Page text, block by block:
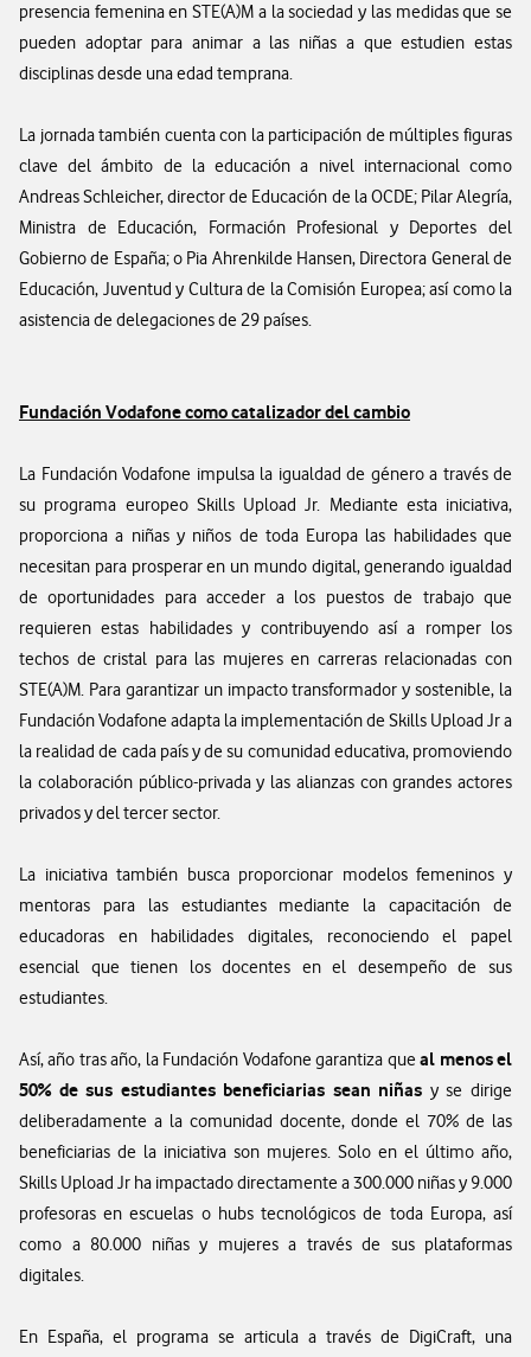
presencia femenina en STE(A)M a la sociedad y las medidas que se
pueden adoptar para animar a las niñas a que estudien estas
disciplinas desde una edad temprana.
La jornada también cuenta con la participación de múltiples figuras
clave del ámbito de la educación a nivel internacional como
Andreas Schleicher, director de Educación de la OCDE; Pilar Alegría,
Ministra de Educación, Formación Profesional y Deportes del
Gobierno de España; o Pia Ahrenkilde Hansen, Directora General de
Educación, Juventud y Cultura de la Comisión Europea; así como la
asistencia de delegaciones de 29 países.
Fundación Vodafone como catalizador del cambio
La Fundación Vodafone impulsa la igualdad de género a través de
su programa europeo Skills Upload Jr. Mediante esta iniciativa,
proporciona a niñas y niños de toda Europa las habilidades que
necesitan para prosperar en un mundo digital, generando igualdad
de oportunidades para acceder a los puestos de trabajo que
requieren estas habilidades y contribuyendo así a romper los
techos de cristal para las mujeres en carreras relacionadas con
STE(A)M. Para garantizar un impacto transformador y sostenible, la
Fundación Vodafone adapta la implementación de Skills Upload Jr a
la realidad de cada país y de su comunidad educativa, promoviendo
la colaboración público-privada y las alianzas con grandes actores
privados y del tercer sector.
La iniciativa también busca proporcionar modelos femeninos y
mentoras para las estudiantes mediante la capacitación de
educadoras en habilidades digitales, reconociendo el papel
esencial que tienen los docentes en el desempeño de sus
estudiantes.
Así, año tras año, la Fundación Vodafone garantiza queal menos el
50% de sus estudiantes beneficiarias sean niñas y se dirige
deliberadamente a la comunidad docente, donde el 70% de las
beneficiarias de la iniciativa son mujeres. Solo en el último año,
Skills Upload Jr ha impactado directamente a 300.000 niñas y 9.000
profesoras en escuelas o hubs tecnológicos de toda Europa, así
como a 80.000 niñas y mujeres a través de sus plataformas
digitales.
En España, el programa se articula a través de DigiCraft, una